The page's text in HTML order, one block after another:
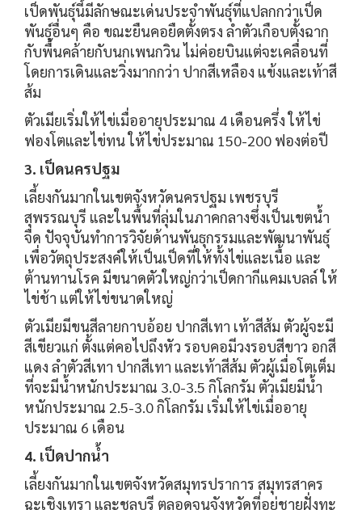
เป็ดพันธุ์นี้มีลักษณะเด่นประจำพันธุ์ที่แปลกกว่าเป็ด
พันธุ์อื่นๆ คือ ขณะยืนคอยืดตั้งตรง ลำตัวเกือบตั้งฉาก
กับพื้นคล้ายกับนกเพนกวิน ไม่ค่อยบินแต่จะเคลื่อนที่
โดยการเดินและวิ่งมากกว่า ปากสีเหลือง แข้งและเท้าสี
ส้ม
ตัวเมียเริ่มให้ไข่เมื่ออายุประมาณ 4 เดือนครึ่ง ให้ไข่
ฟองโตและไข่ทน ให้ไข่ประมาณ 150-200 ฟองต่อปี
3. เป็ดนครปฐม
เลี้ยงกันมากในเขตจังหวัดนครปฐม เพชรบุรี
สุพรรณบุรี และในพื้นที่ลุ่มในภาคกลางซึ่งเป็นเขตน้ำ
จืด ปัจจุบันทำการวิจัยด้านพันธุกรรมและพัฒนาพันธุ์
เพื่อวัตถุประสงค์ให้เป็นเป็ดที่ให้ทั้งไข่และเนื้อ และ
ต้านทานโรค มีขนาดตัวใหญ่กว่าเป็ดกากีแคมเบลล์ ให้
ไข่ช้า แต่ให้ไข่ขนาดใหญ่
ตัวเมียมีขนสีลายกาบอ้อย ปากสีเทา เท้าสีส้ม ตัวผู้จะมี
สีเขียวแก่ ตั้งแต่คอไปถึงหัว รอบคอมีวงรอบสีขาว อกสี
แดง ลำตัวสีเทา ปากสีเทา และเท้าสีส้ม ตัวผู้เมื่อโตเต็ม
ที่จะมีน้ำหนักประมาณ 3.0-3.5 กิโลกรัม ตัวเมียมีน้ำ
หนักประมาณ 2.5-3.0 กิโลกรัม เริ่มให้ไข่เมื่ออายุ
ประมาณ 6 เดือน
4. เป็ดปากน้ำ
เลี้ยงกันมากในเขตจังหวัดสมุทรปราการ สมุทรสาคร
ฉะเชิงเทรา และชลบุรี ตลอดจนจังหวัดที่อยู่ชายฝั่งทะ